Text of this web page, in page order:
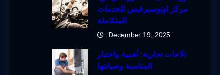
مركز اوتوسيرفيس للخدمات
المتكاملة
December 19, 2025
ثلاجات تجارية: أهمية واختيار
المناسبة وصيانتها